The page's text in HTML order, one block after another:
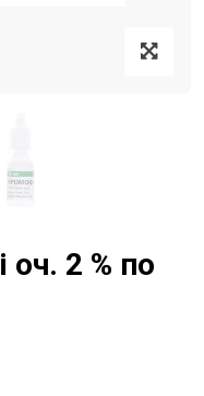
2 % по